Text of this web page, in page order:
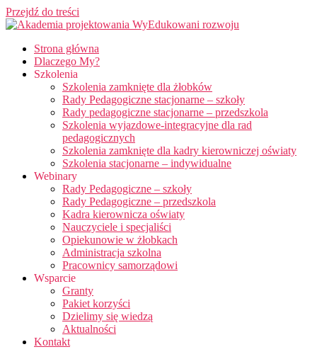
Przejdź do treści
Strona główna
Dlaczego My?
Szkolenia
Szkolenia zamknięte dla żłobków
Rady Pedagogiczne stacjonarne – szkoły
Rady pedagogiczne stacjonarne – przedszkola
Szkolenia wyjazdowe-integracyjne dla rad
pedagogicznych
Szkolenia zamknięte dla kadry kierowniczej oświaty
Szkolenia stacjonarne – indywidualne
Webinary
Rady Pedagogiczne – szkoły
Rady Pedagogiczne – przedszkola
Kadra kierownicza oświaty
Nauczyciele i specjaliści
Opiekunowie w żłobkach
Administracja szkolna
Pracownicy samorządowi
Wsparcie
Granty
Pakiet korzyści
Dzielimy się wiedzą
Aktualności
Kontakt